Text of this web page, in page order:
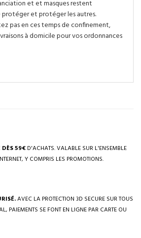
et et masques restent
protéger et protéger les autres.
pas en ces temps de confinement,
à domicile pour vos ordonnances
DÈS 59€ D'ACHATS. VALABLE SUR L'ENSEMBLE
Y COMPRIS LES PROMOTIONS.
AVEC LA PROTECTION 3D SECURE SUR TOUS
PAIEMENTS SE FONT EN LIGNE PAR CARTE OU